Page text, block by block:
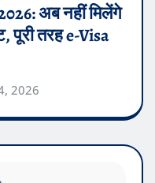
अब नहीं मिलेंगे
पूरी तरह e-Visa
2026